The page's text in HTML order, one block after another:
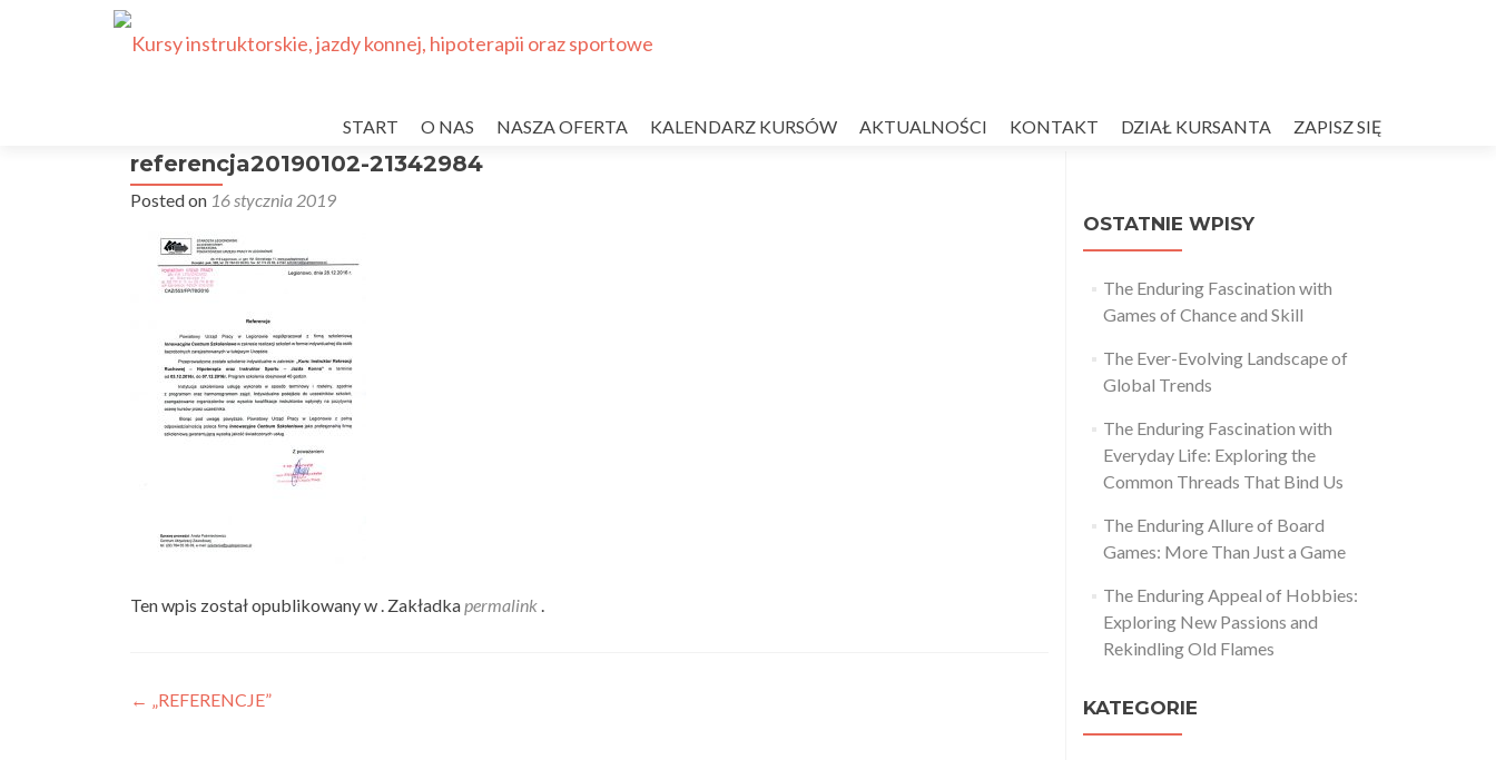
do
START O NAS NASZA OFERTA KALENDARZ KURSÓW AKTUALNOŚCI KONTAKT DZIAŁ KURSANTA ZAPISZ SIĘ
referencja20190102-21342984
Posted on 16 stycznia 2019
Ten wpis został opublikowany w . Zakładkapermalink .
Nawigacja
← „REFERENCJE”
OSTATNIE WPISY
The Enduring Fascination with
Games of Chance and Skill
The Ever-Evolving Landscape of
Global Trends
The Enduring Fascination with
Everyday Life: Exploring the
Common Threads That Bind Us
The Enduring Allure of Board
Games: More Than Just a Game
The Enduring Appeal of Hobbies:
Exploring New Passions and
Rekindling Old Flames
KATEGORIE